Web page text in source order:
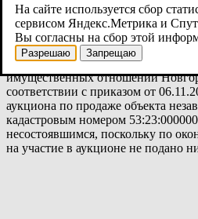
помещение – незавершенная
«ДК «Строитель» (бассейн),
расположенного по адресу:
Новгород, ул. Кочетова. Решение о
принято министерством
имущественных отношений
соответствии с приказом от
аукциона по продаже объекта
кадастровым номером
несостоявшимся, поскольку по
на участие в аукционе не подано
На сайте используется сбор
сервисом Яндекс.Метрика и
Вы согласны на сбор этой
Разрешаю Запрещаю